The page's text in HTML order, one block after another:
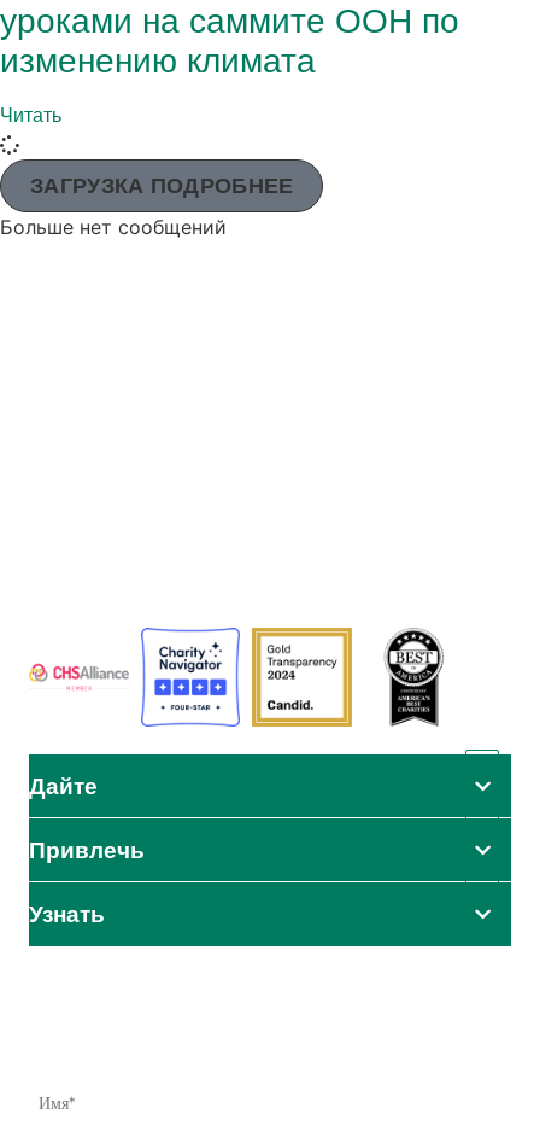
уроками на саммите ООН по
изменению климата
Читать
ЗАГРУЗКА ПОДРОБНЕЕ
Больше нет сообщений
Дайте
Привлечь
Узнать